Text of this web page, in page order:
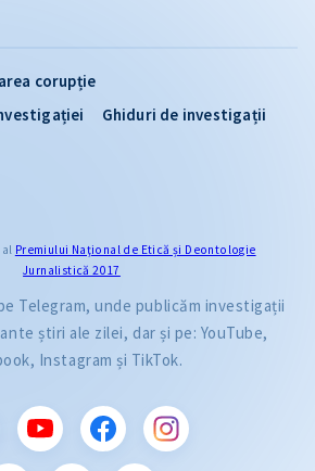
corupție
Ghiduri de investigații
Premiului Naţional de Etică și Deontologie
Jurnalistică 2017
Telegram, unde publicăm investigații
știri ale zilei, dar și pe: YouTube,
Instagram și TikTok.